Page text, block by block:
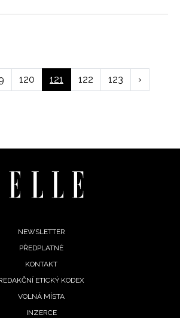
Page
120
Aktuální
stránka
121 Page
122 Page
123
stránka
›
NEWSLETTER
PŘEDPLATNÉ
KONTAKT
ETICKÝ KODEX
VOLNÁ MÍSTA
INZERCE